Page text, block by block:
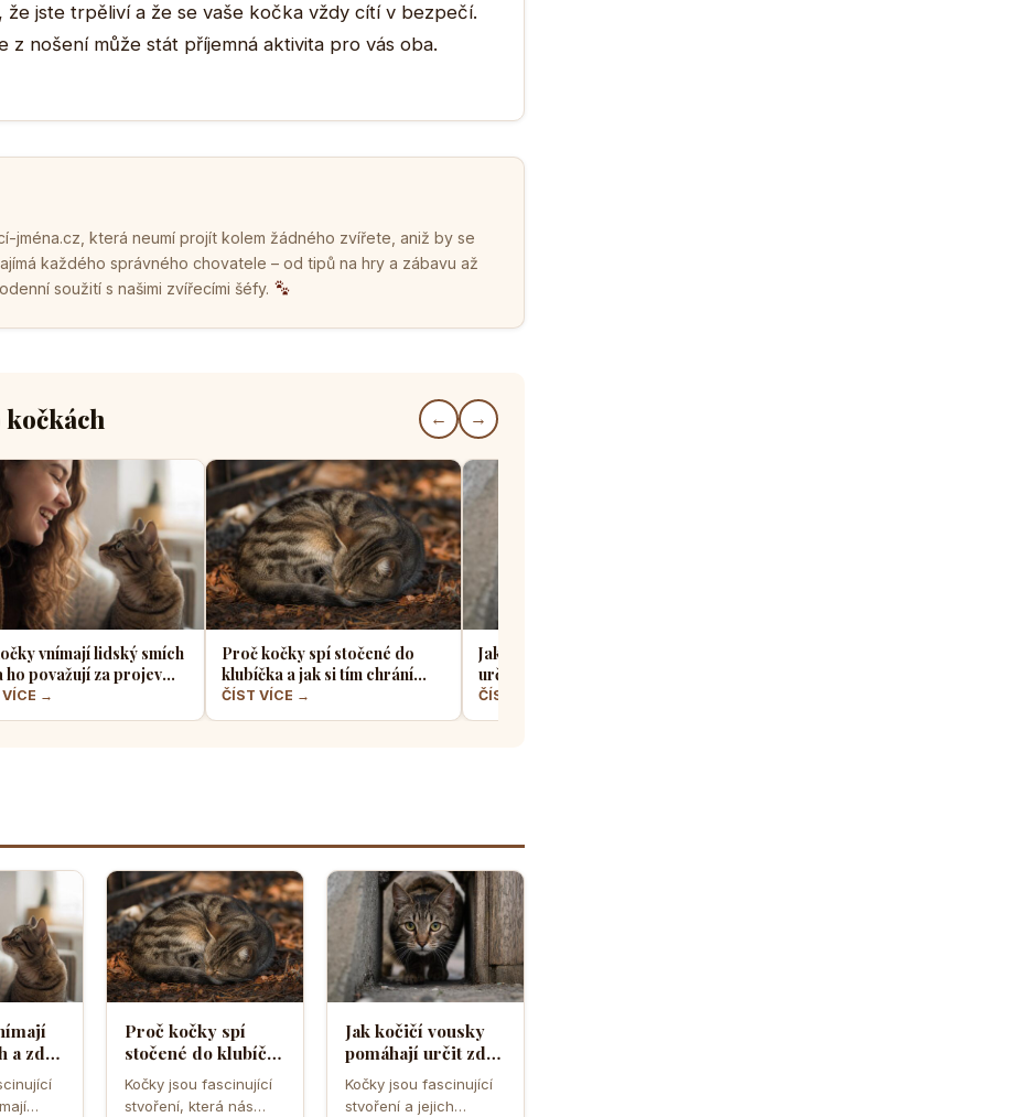
že jste trpěliví a že se vaše kočka vždy cítí v bezpečí.
z nošení může stát příjemná aktivita pro vás oba.
jména.cz, která neumí projít kolem žádného zvířete, aniž by se
každého správného chovatele – od tipů na hry a zábavu až
soužití s našimi zvířecími šéfy.
← →
vnímají lidský smích
ho považují za projev
nebo hrozbu
→
Proč kočky spí stočené do
klubíčka a jak si tím chrání
tělesné teplo a orgány
ČÍST VÍCE →
Jak kočičí vousky pomáhají
určit zda se kočka vejde do
úzkého otvoru
ČÍST VÍCE →
a zda
nebo
Proč kočky spí
stočené do klubíčka
a jak si tím chrání
tělesné teplo a
Kočky jsou fascinující
stvoření, která nás
Jak kočičí vousky
pomáhají určit zda
se kočka vejde do
úzkého otvoru
Kočky jsou fascinující
stvoření a jejich